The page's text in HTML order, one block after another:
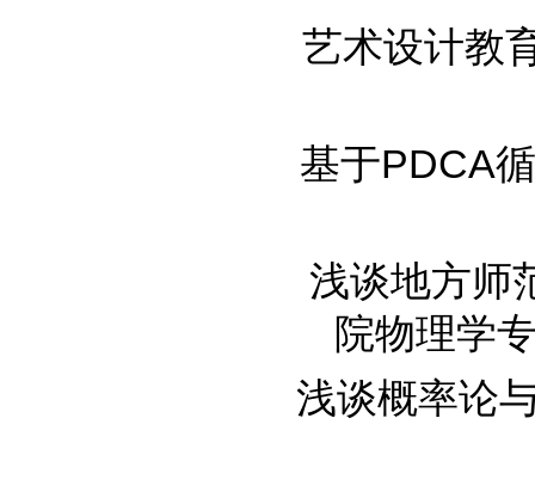
艺术设计教
基于PDCA
浅谈地方师
院物理学
浅谈概率论